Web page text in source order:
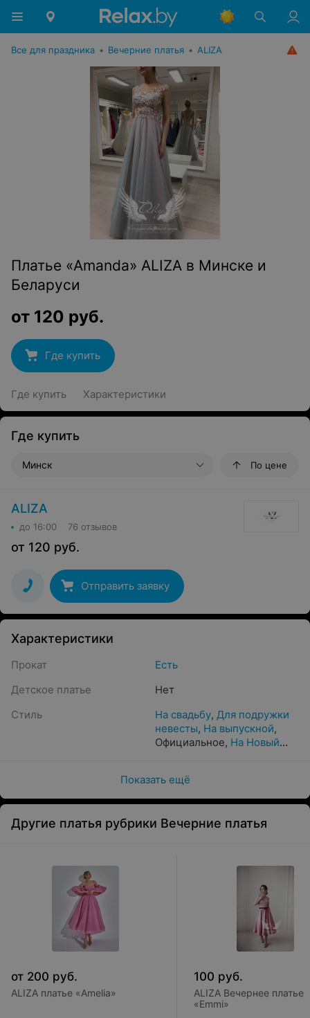
Все для праздника • Вечерние платья • ALIZA
Платье «Amanda» ALIZA в Минске и
Беларуси
от 120 руб.
Где купить
Где купить Характеристики
Где купить
Минск По цене
ALIZA
до 16:00 76 отзывов
от 120 руб.
Отправить заявку
Характеристики
Прокат
Есть
Детское платье
Нет
Стиль
На свадьбу, Для подружки
невесты, На выпускной,
Официальное, На Новый
Показать ещё
Другие платья рубрики Вечерние платья
от 200 руб.
ALIZA платье «Amelia»
100 руб.
ALIZA Вечернее платье
«Emmi»